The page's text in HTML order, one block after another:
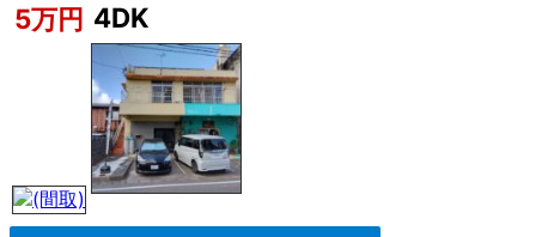
5万円 4DK